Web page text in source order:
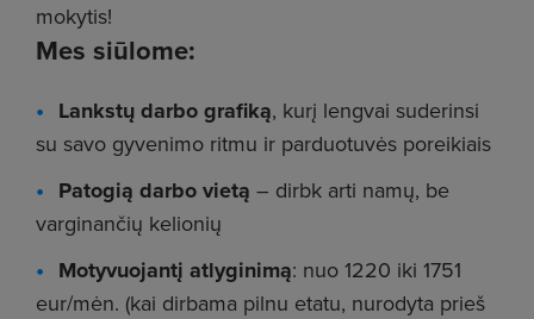
mokytis!
Mes siūlome:
Lankstų darbo grafiką, kurį lengvai suderinsi
su savo gyvenimo ritmu ir parduotuvės poreikiais
Patogią darbo vietą – dirbk arti namų, be
varginančių kelionių
Motyvuojantį atlyginimą: nuo 1220 iki 1751
eur/mėn. (kai dirbama pilnu etatu, nurodyta prieš